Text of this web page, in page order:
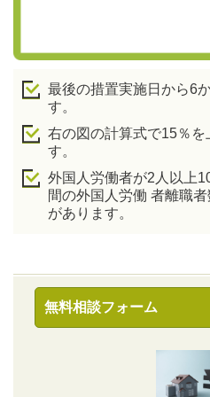
最後の措置実施日から6
す。
右の図の計算式で15％を
す。
外国人労働者が2人以上
間の外国人労働 者離職
があります。
無料相談フォーム